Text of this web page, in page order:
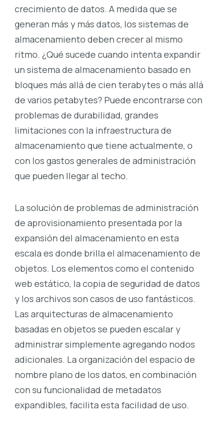
crecimiento de datos. A medida que se
generan más y más datos, los sistemas de
almacenamiento deben crecer al mismo
ritmo. ¿Qué sucede cuando intenta expandir
un sistema de almacenamiento basado en
bloques más allá de cien terabytes o más allá
de varios petabytes? Puede encontrarse con
problemas de durabilidad, grandes
limitaciones con la infraestructura de
almacenamiento que tiene actualmente, o
con los gastos generales de administración
que pueden llegar al techo.
La solución de problemas de administración
de aprovisionamiento presentada por la
expansión del almacenamiento en esta
escala es donde brilla el almacenamiento de
objetos. Los elementos como el contenido
web estático, la copia de seguridad de datos
y los archivos son casos de uso fantásticos.
Las arquitecturas de almacenamiento
basadas en objetos se pueden escalar y
administrar simplemente agregando nodos
adicionales. La organización del espacio de
nombre plano de los datos, en combinación
con su funcionalidad de metadatos
expandibles, facilita esta facilidad de uso.